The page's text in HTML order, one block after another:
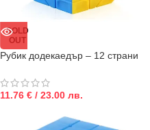
SOLD
OUT
Рубик додекаедър – 12 страни
11.76 € / 23.00 лв.